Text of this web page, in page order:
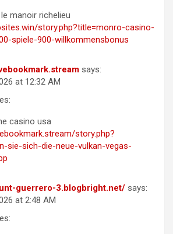
manoir richelieu
story.php?title=monro-casino-
spiele-900-willkommensbonus
says:
at 12:32 AM
casino usa
story.php?
sie-sich-die-neue-vulkan-vegas-
guerrero-3.blogbright.net/ says:
at 2:48 AM